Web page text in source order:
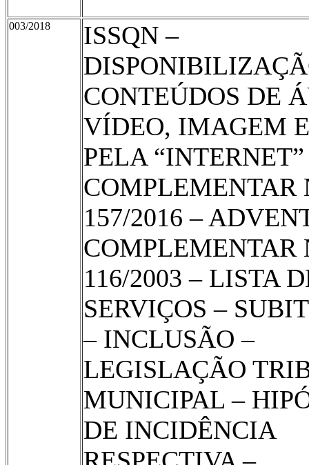
003/2018
ISSQN –
CONTEÚDOS DE
VÍDEO, IMAGEM
PELA
COMPLEMENTAR
157/2016 –
COMPLEMENTAR
116/2003 – LISTA
SERVIÇOS –
– INCLUSÃO –
LEGISLAÇÃO
MUNICIPAL –
DE INCIDÊNCIA